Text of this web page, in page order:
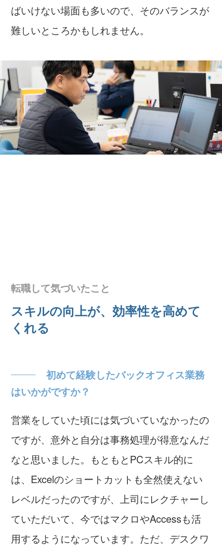
ばいけない場面も多いので、そのバランスが
難しいところかもしれません。
転職して気づいたこと
スキルの向上が、効率性を高めて
くれる
初めて経験したバックオフィス業務
はいかがですか？
営業をしていた頃には気づいていなかったの
ですが、意外と自分は事務処理が得意なんだ
なと思いました。もともとPCスキル的に
は、Excelのショートカットも全然使えない
レベルだったのですが、上司にレクチャーし
ていただいて、今ではマクロやAccessも活
用するようになっています。ただ、デスクワ